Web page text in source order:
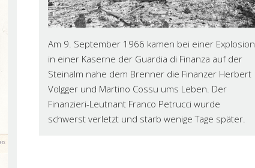
Am 9. September 1966 kamen bei einer Explosion
in einer Kaserne der Guardia di Finanza auf der
Steinalm nahe dem Brenner die Finanzer Herbert
Volgger und Martino Cossu ums Leben. Der
Finanzieri-Leutnant Franco Petrucci wurde
schwerst verletzt und starb wenige Tage später.